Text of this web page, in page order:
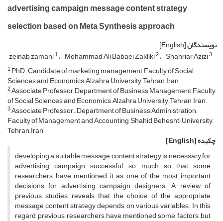
advertising campaign message content strategy
selection based on Meta Synthesis approach
نویسندگان[English]
zeinab zamani1 Mohammad Ali Babaei Zakliki2 Shahriar Azizi3
1PhD. Candidate of marketing management, Faculty of Social
Sciences and Economics, Alzahra University, Tehran, Iran
2Associate Professor, Department of Business Management, Faculty
of Social Sciences and Economics, Alzahra University, Tehran, Iran.
3Associate Professor., Department of Business Administration,
Faculty of Management and Accounting, Shahid Beheshti University,
Tehran, Iran
چکیده[English]
developing a suitable message content strategy is necessary for
advertising campaign successful, so much so that some
researchers have mentioned it as one of the most important
decisions for advertising campaign designers. A review of
previous studies reveals that the choice of the appropriate
message content strategy depends on various variables. In this
regard, previous researchers have mentioned some factors, but